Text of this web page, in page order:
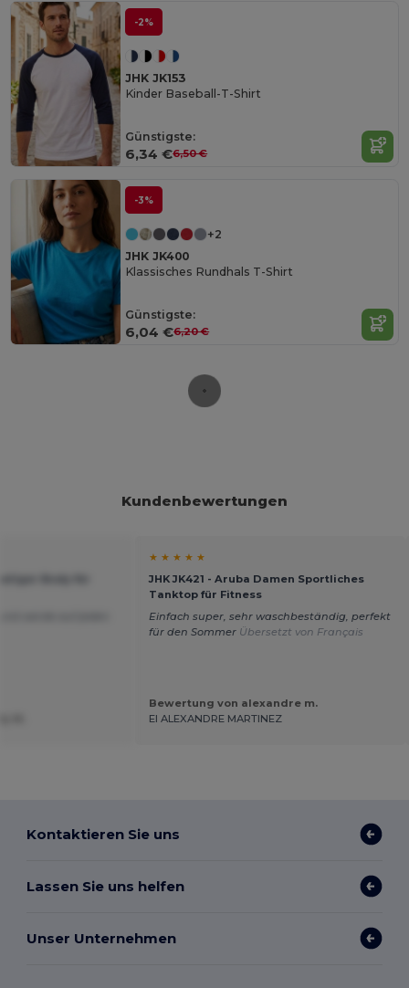
-2%
JHK JK153
Kinder Baseball-T-Shirt
Günstigste:
6,34 €6,50 €
-3%
+2
JHK JK400
Klassisches Rundhals T-Shirt
Günstigste:
6,04 €6,20 €
Kundenbewertungen
★ ★ ★ ★ ★
JHK JK421 - Aruba Damen Sportliches
Tanktop für Fitness
Einfach super, sehr waschbeständig, perfekt
für den Sommer Übersetzt von Français
Bewertung von alexandre m.
EI ALEXANDRE MARTINEZ
Kontaktieren Sie uns
Lassen Sie uns helfen
Unser Unternehmen